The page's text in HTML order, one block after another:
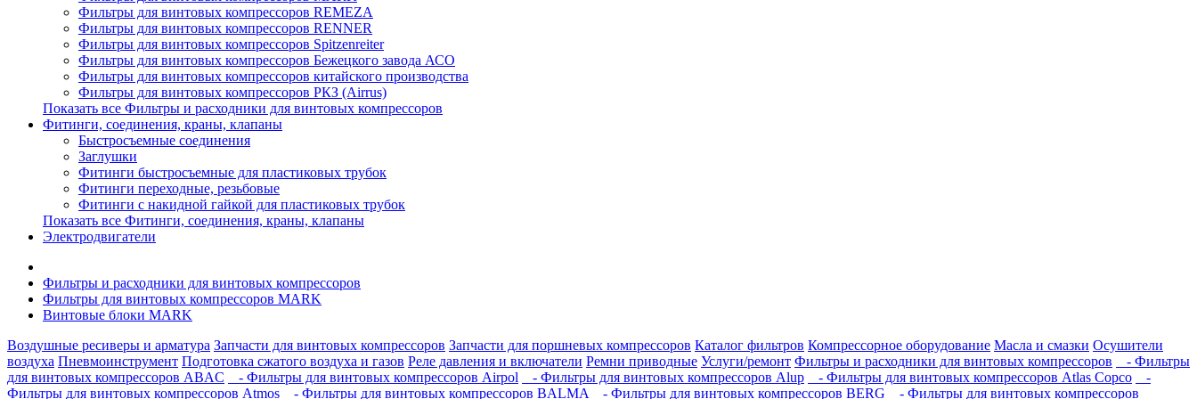
Фильтры для винтовых компрессоров REMEZA
Фильтры для винтовых компрессоров RENNER
Фильтры для винтовых компрессоров Spitzenreiter
Фильтры для винтовых компрессоров Бежецкого завода АСО
Фильтры для винтовых компрессоров китайского производства
Фильтры для винтовых компрессоров РКЗ (Airrus)
Показать все Фильтры и расходники для винтовых компрессоров
Фитинги, соединения, краны, клапаны
Быстросъемные соединения
Заглушки
Фитинги быстросъемные для пластиковых трубок
Фитинги переходные, резьбовые
Фитинги с накидной гайкой для пластиковых трубок
Показать все Фитинги, соединения, краны, клапаны
Электродвигатели
Фильтры и расходники для винтовых компрессоров
Фильтры для винтовых компрессоров MARK
Винтовые блоки MARK
Воздушные ресиверы и арматура Запчасти для винтовых компрессоров Запчасти для поршневых компрессоров Каталог фильтров Компрессорное оборудование Масла и смазки Осушители
воздуха Пневмоинструмент Подготовка сжатого воздуха и газов Реле давления и включатели Ремни приводные Услуги/ремонт Фильтры и расходники для винтовых компрессоров
- Фильтры
для винтовых компрессоров ABAC
- Фильтры для винтовых компрессоров Airpol - Фильтры для винтовых компрессоров Alup - Фильтры для винтовых компрессоров Atlas Copco
-
Фильтры для винтовых компрессоров Atmos
- Фильтры для винтовых компрессоров BALMA - Фильтры для винтовых компрессоров BERG - Фильтры для винтовых компрессоров